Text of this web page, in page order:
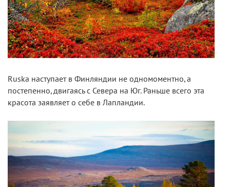
Ruska наступает в Финляндии не одномоментно, а
постепенно, двигаясь с Севера на Юг. Раньше всего эта
красота заявляет о себе в Лапландии.